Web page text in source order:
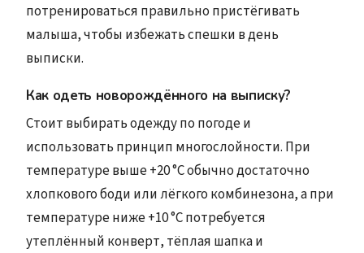
потренироваться правильно пристёгивать
малыша, чтобы избежать спешки в день
выписки.
Как одеть новорождённого на выписку?
Стоит выбирать одежду по погоде и
использовать принцип многослойности. При
температуре выше +20 °C обычно достаточно
хлопкового боди или лёгкого комбинезона, а при
температуре ниже +10 °C потребуется
утеплённый конверт, тёплая шапка и